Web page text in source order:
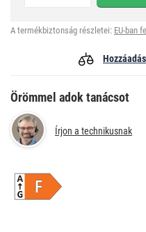
A termékbiztonság részletei: EU-ban
Örömmel adok tanácsot
Írjon a technikusnak